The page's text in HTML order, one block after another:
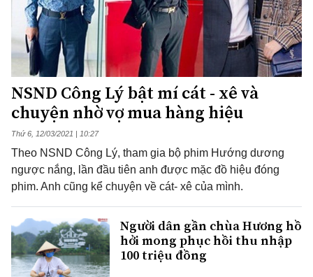
NSND Công Lý bật mí cát - xê và
chuyện nhờ vợ mua hàng hiệu
Thứ 6, 12/03/2021 | 10:27
Theo NSND Công Lý, tham gia bộ phim Hướng dương
ngược nắng, lần đầu tiên anh được mặc đồ hiệu đóng
phim. Anh cũng kể chuyện về cát- xê của mình.
Người dân gần chùa Hương hồ
hởi mong phục hồi thu nhập
100 triệu đồng